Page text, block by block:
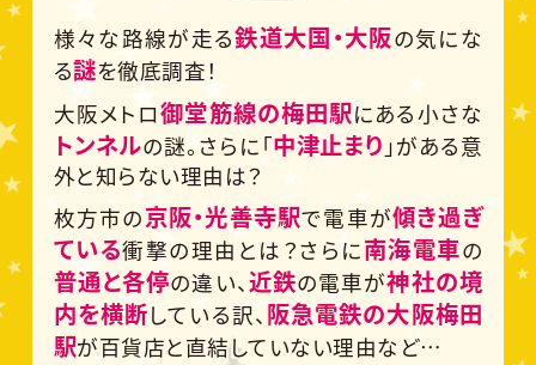
様々な路線が走る鉄道大国・大阪の気にな
る謎を徹底調査！
大阪メトロ御堂筋線の梅田駅にある小さな
トンネルの謎。さらに「中津止まり 」がある意
外と知らない理由は？
枚方市の京阪・光善寺駅で電車が傾き過ぎ
ている衝撃の理由とは？さらに南海電車の
普通と各停の違い、近鉄の電車が神社の境
内を横断している訳、 阪急電鉄の大阪梅田
駅が百貨店と直結していない理由など…